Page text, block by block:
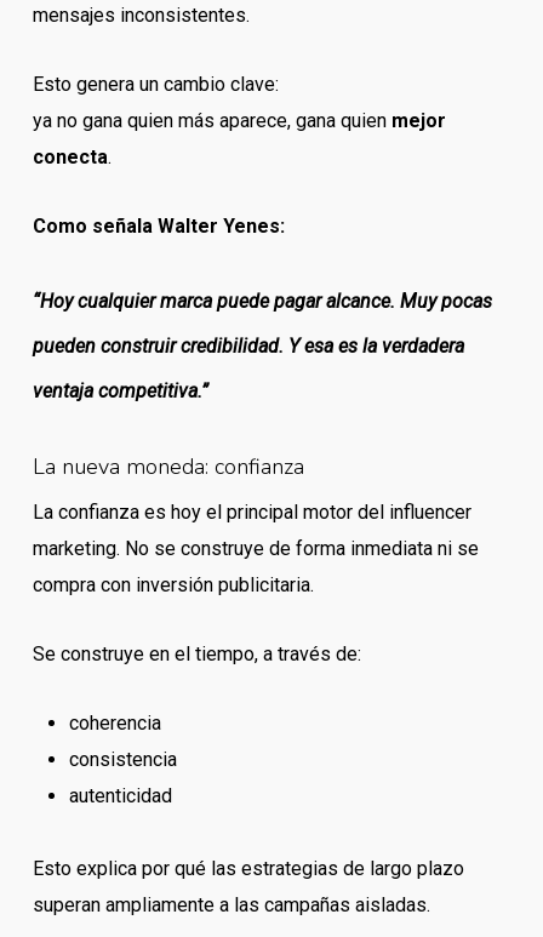
mensajes inconsistentes.
Esto genera un cambio clave:
ya no gana quien más aparece, gana quien mejor
conecta.
Como señala Walter Yenes:
“Hoy cualquier marca puede pagar alcance. Muy pocas
pueden construir credibilidad. Y esa es la verdadera
ventaja competitiva.”
La nueva moneda: confianza
La confianza es hoy el principal motor del influencer
marketing. No se construye de forma inmediata ni se
compra con inversión publicitaria.
Se construye en el tiempo, a través de:
coherencia
consistencia
autenticidad
Esto explica por qué las estrategias de largo plazo
superan ampliamente a las campañas aisladas.